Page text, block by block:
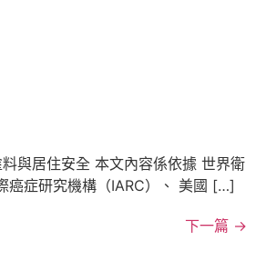
與居住安全 本文內容係依據 世界衛
癌症研究機構（IARC）、 美國 […]
下一篇 →